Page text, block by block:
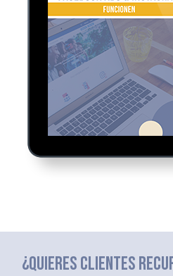
¿QUIERES CLIENTES